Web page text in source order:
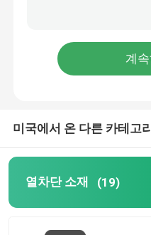
XPS 절연 보드
방수막
미국에서 온 다른 카테고리
열차단 소재 (19)